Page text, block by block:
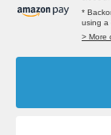
*
using a
> More